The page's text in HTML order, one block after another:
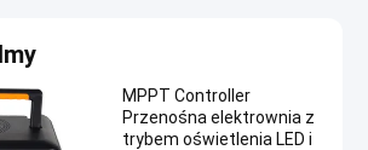
MPPT Controller
Przenośna elektrownia z
trybem oświetlenia LED i